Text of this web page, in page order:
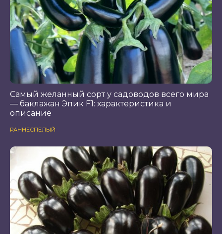
Самый желанный сорт у садоводов всего мира
— баклажан Эпик F1: характеристика и
описание
РАННЕСПЕЛЫЙ